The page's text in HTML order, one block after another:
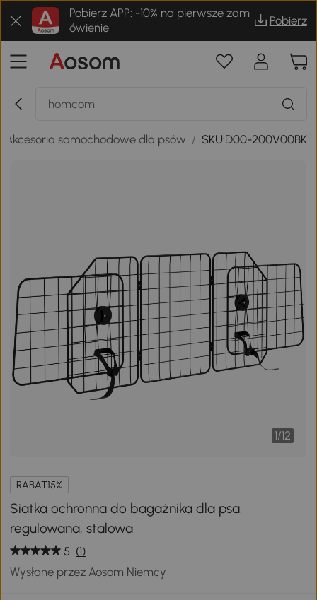
Pobierz APP: -10% na pierwsze zam
ówienie
Pobierz
Akcesoria samochodowe dla psów / SKU:D00-200V00BK
1/12
RABAT15%
Siatka ochronna do bagażnika dla psa,
regulowana, stalowa
5 (1)
Wysłane przez Aosom Niemcy